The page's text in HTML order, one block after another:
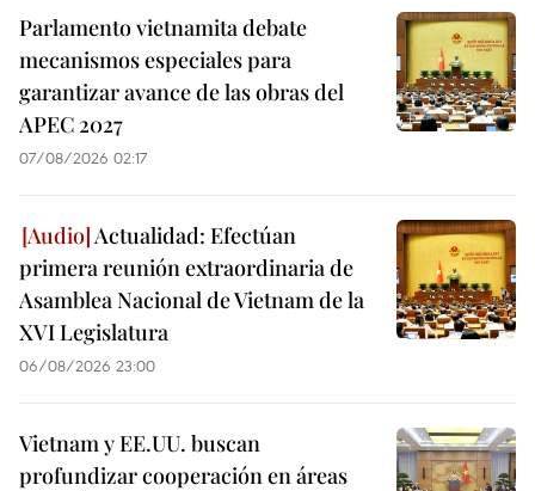
Parlamento vietnamita debate
mecanismos especiales para
garantizar avance de las obras del
APEC 2027
07/08/2026 02:17
Actualidad: Efectúan
primera reunión extraordinaria de
Asamblea Nacional de Vietnam de la
XVI Legislatura
06/08/2026 23:00
Vietnam y EE.UU. buscan
profundizar cooperación en áreas